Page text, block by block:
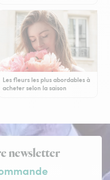
Les fleurs les plus abordables à
acheter selon la saison
newsletter